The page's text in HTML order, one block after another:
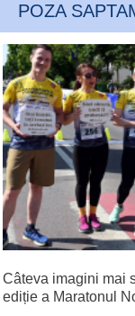
POZA
Câteva imagini mai
ediție a Maratonul